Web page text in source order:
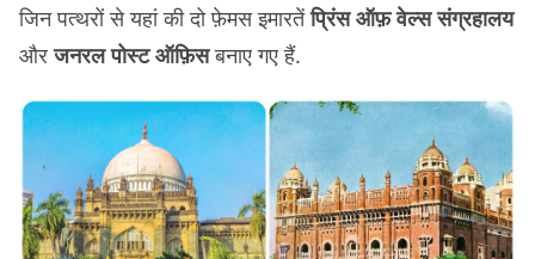
जिन पत्थरों से यहां की दो फ़ेमस इमारतेंप्रिंस ऑफ़ वेल्स संग्रहालय
औरजनरल पोस्ट ऑफ़िसबनाए गए हैं.